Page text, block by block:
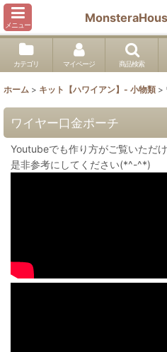
メニュー
カテゴリ マイページ 商品検索
ホーム > キット【ハワイアン】- 小物類 >
ワイヤー口金ポーチ
Youtubeでも作り方がご覧いただけ
是非参考にしてください(*^-^*)